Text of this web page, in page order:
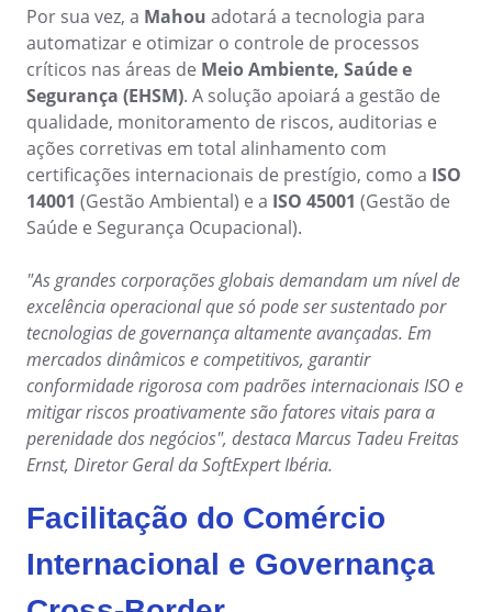
Calibration
Capture
Chatbot
Competence
Copilot AI
Customer
Data Lab
Drive
FMEA
Incident
Inspection
Kanban
Knowledge Base
Maintenance
Meeting
MSA
OKR
Portfolio
Request
Copilot AI
Customer
Data Lab
FMEA
Gamification
Inspection
Knowledge Base
COBIT
ISO 10015
ISO 22301
ISO 31000
ISO 26000
ISO 37001
ISO 19011
Por sua vez, a Mahou adotará a tecnologia para
automatizar e otimizar o controle de processos
críticos nas áreas de Meio Ambiente, Saúde e
Segurança (EHSM). A solução apoiará a gestão de
qualidade, monitoramento de riscos, auditorias e
ações corretivas em total alinhamento com
certificações internacionais de prestígio, como a ISO
14001 (Gestão Ambiental) e a ISO 45001 (Gestão de
Saúde e Segurança Ocupacional).
"As grandes corporações globais demandam um nível de
excelência operacional que só pode ser sustentado por
tecnologias de governança altamente avançadas. Em
mercados dinâmicos e competitivos, garantir
conformidade rigorosa com padrões internacionais ISO e
mitigar riscos proativamente são fatores vitais para a
perenidade dos negócios", destaca Marcus Tadeu Freitas
Ernst, Diretor Geral da SoftExpert Ibéria.
Facilitação do Comércio
Internacional e Governança